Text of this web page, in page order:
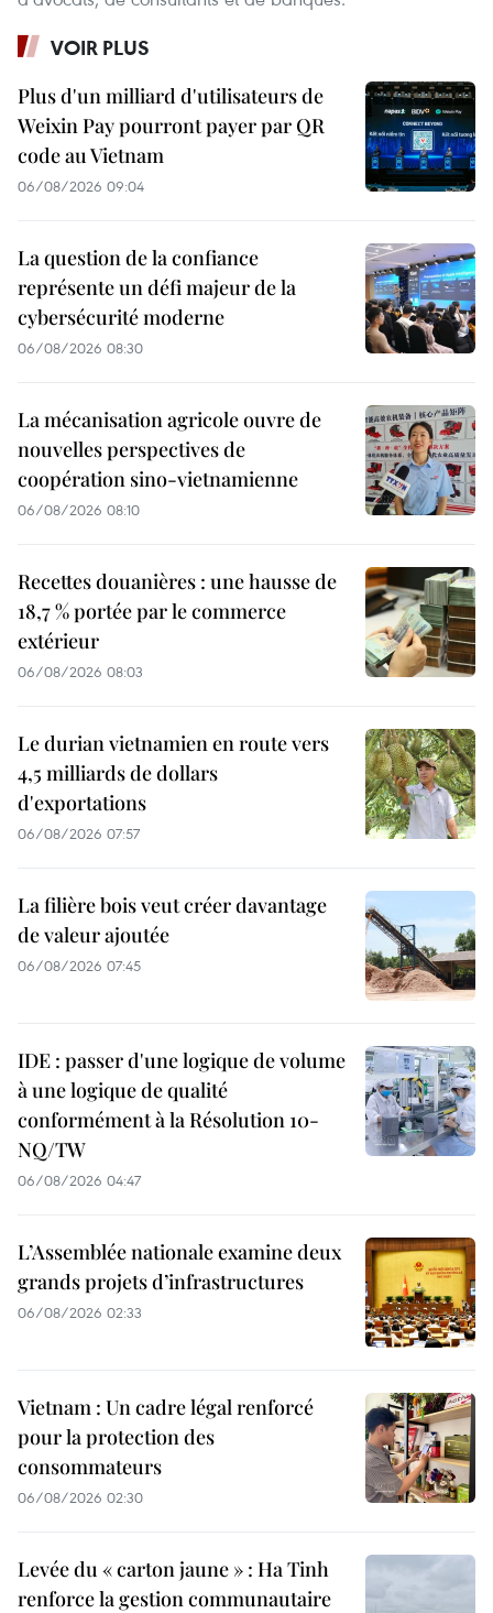
VOIR PLUS
Plus d'un milliard d'utilisateurs de
Weixin Pay pourront payer par QR
code au Vietnam
06/08/2026 09:04
La question de la confiance
représente un défi majeur de la
cybersécurité moderne
06/08/2026 08:30
La mécanisation agricole ouvre de
nouvelles perspectives de
coopération sino-vietnamienne
06/08/2026 08:10
Recettes douanières : une hausse de
18,7 % portée par le commerce
extérieur
06/08/2026 08:03
Le durian vietnamien en route vers
4,5 milliards de dollars
d'exportations
06/08/2026 07:57
La filière bois veut créer davantage
de valeur ajoutée
06/08/2026 07:45
IDE : passer d'une logique de volume
à une logique de qualité
conformément à la Résolution 10-
NQ/TW
06/08/2026 04:47
L’Assemblée nationale examine deux
grands projets d’infrastructures
06/08/2026 02:33
Vietnam : Un cadre légal renforcé
pour la protection des
consommateurs
06/08/2026 02:30
Levée du « carton jaune » : Ha Tinh
renforce la gestion communautaire